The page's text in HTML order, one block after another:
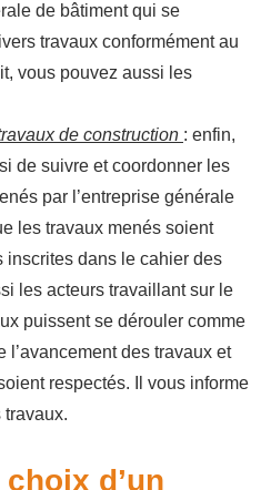
de bâtiment qui se
travaux conformément au
vous pouvez aussi les
de construction : enfin,
de suivre et coordonner les
par l’entreprise générale
les travaux menés soient
inscrites dans le cahier des
les acteurs travaillant sur le
puissent se dérouler comme
l’avancement des travaux et
respectés. Il vous informe
d’un